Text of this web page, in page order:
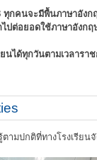
กคนจะมีพื้นภาษาอังก
ไปต่อยอดใช้ภาษาอังก
ยนได้ทุกวันตามเวลารา
ามปกติที่ทางโรงเรียน